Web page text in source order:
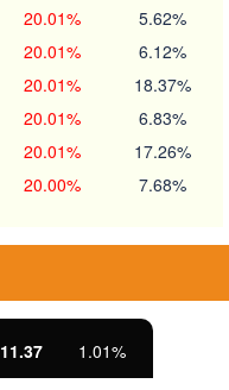
20.01% 5.62%
20.01% 6.12%
20.01% 18.37%
20.01% 6.83%
20.01% 17.26%
20.00% 7.68%
11.37 1.01%